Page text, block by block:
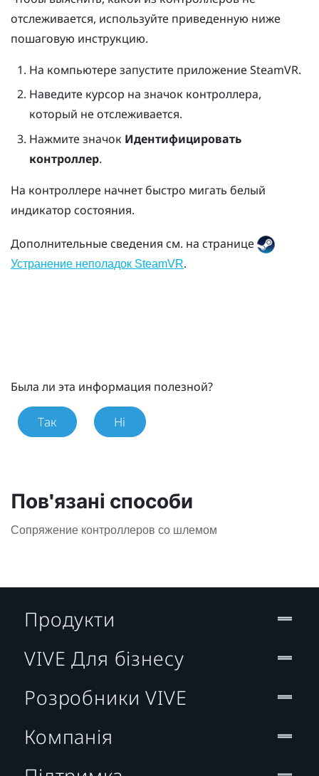
отслеживается, используйте приведенную ниже
пошаговую инструкцию.
На компьютере запустите приложение SteamVR.
Наведите курсор на значок контроллера,
который не отслеживается.
Нажмите значок Идентифицировать
контроллер.
На контроллере начнет быстро мигать белый
индикатор состояния.
Дополнительные сведения см. на странице
Устранение неполадок SteamVR.
Была ли эта информация полезной?
Так Ні
Пов'язані способи
Сопряжение контроллеров со шлемом
Продукти
VIVE Для бізнесу
Розробники VIVE
Компанія